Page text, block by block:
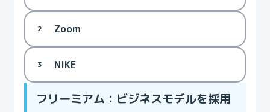
2 Zoom
3 NIKE
フリーミアム：ビジネスモデルを採用